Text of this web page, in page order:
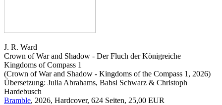
J. R. Ward
Crown of War and Shadow - Der Fluch der Königreiche
Kingdoms of Compass 1
(Crown of War and Shadow - Kingdoms of the Compass 1, 2026)
Übersetzung: Julia Abrahams, Babsi Schwarz & Christoph
Hardebusch
Bramble, 2026, Hardcover, 624 Seiten, 25,00 EUR